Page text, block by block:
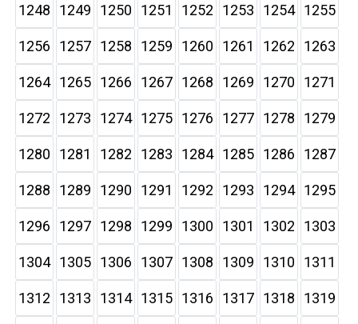
1248 1249 1250 1251 1252 1253 1254 1255
1256 1257 1258 1259 1260 1261 1262 1263
1264 1265 1266 1267 1268 1269 1270 1271
1272 1273 1274 1275 1276 1277 1278 1279
1280 1281 1282 1283 1284 1285 1286 1287
1288 1289 1290 1291 1292 1293 1294 1295
1296 1297 1298 1299 1300 1301 1302 1303
1304 1305 1306 1307 1308 1309 1310 1311
1312 1313 1314 1315 1316 1317 1318 1319